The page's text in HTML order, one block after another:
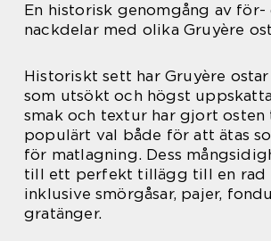
En historisk genomgång av för-
nackdelar med olika Gruyère
Historiskt sett har Gruyère
som utsökt och högst
smak och textur har gjort
populärt val både för att ätas
för matlagning. Dess
till ett perfekt tillägg till en rad
inklusive smörgåsar, pajer,
gratänger.